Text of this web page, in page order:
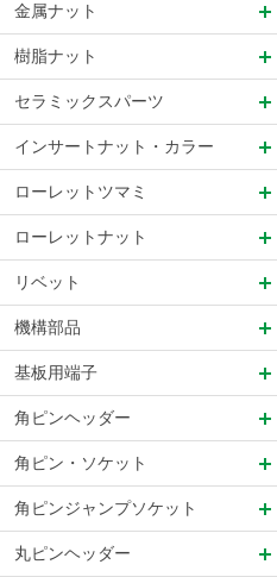
金属ナット
樹脂ナット
セラミックスパーツ
インサートナット・カラー
ローレットツマミ
ローレットナット
リベット
機構部品
基板用端子
角ピンヘッダー
角ピン・ソケット
角ピンジャンプソケット
丸ピンヘッダー